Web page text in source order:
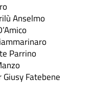
Anselmo
Parrino
Fatebene